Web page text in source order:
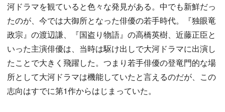
河ドラマを観ていると色々な発見がある。中でも新鮮だっ
たのが、今では大御所となった俳優の若手時代。『独眼竜
政宗』の渡辺謙、『国盗り物語』の高橋英樹、近藤正臣と
いった主演俳優は、当時は駆け出しで大河ドラマに出演し
たことで大きく飛躍した。つまり若手俳優の登竜門的な場
所として大河ドラマは機能していたと言えるのだが、この
志向はすでに第1作からはじまっていた。